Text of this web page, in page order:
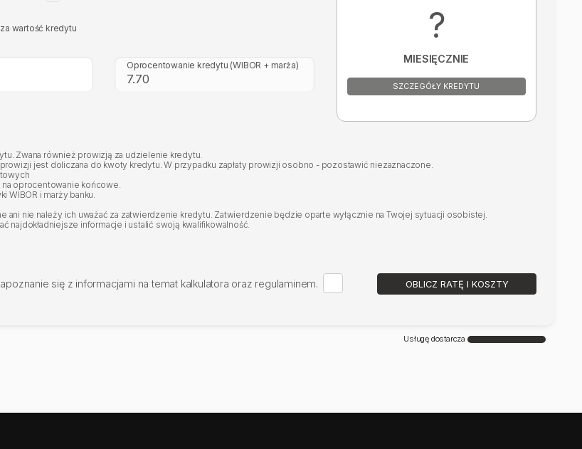
wartość kredytu
Oprocentowanie kredytu (WIBOR + marża)
?
MIESIĘCZNIE
SZCZEGÓŁY KREDYTU
Zwana również prowizją za udzielenie kredytu.
jest doliczana do kwoty kredytu. W przypadku zapłaty prowizji osobno - pozostawić niezaznaczone.
oprocentowanie końcowe.
i marży banku.
ani nie należy ich uważać za zatwierdzenie kredytu. Zatwierdzenie będzie oparte wyłącznie na Twojej sytuacji osobistej.
informacje i ustalić swoją kwalifikowalność.
się z informacjami na temat kalkulatora oraz regulaminem. OBLICZ RATĘ I KOSZTY
Usługę dostarcza